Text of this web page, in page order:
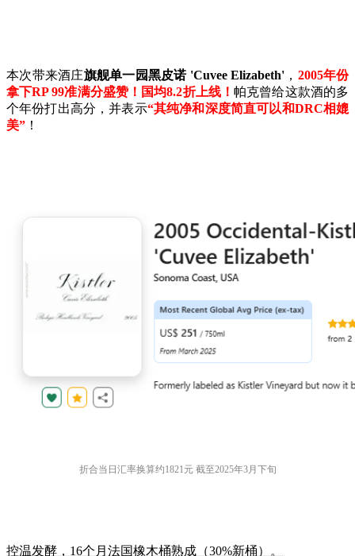
本次带来酒庄旗舰单一园黑皮诺 'Cuvee Elizabeth' ， 2005年份
拿下RP 99准满分盛赞！国均8.2折上线！帕克曾给这款酒的多
个年份打出高分，并表示“其纯净和深度简直可以和DRC相媲
美” ！
折合当日汇率换算约1821元 截至2025年3月下旬
控温发酵，16个月法国橡木桶熟成（30%新桶）。